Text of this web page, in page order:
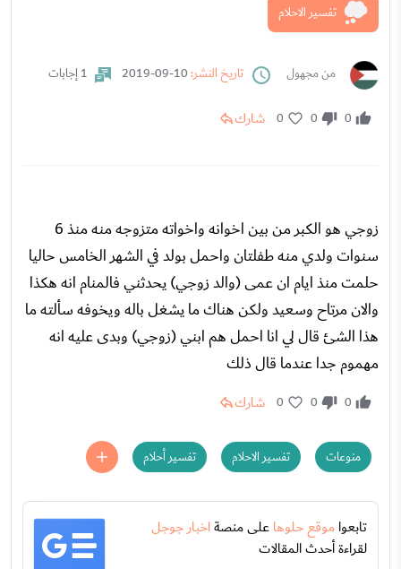
تفسير الاحلام
من مجهول تاريخ النشر: 1 إجابات
0
0
0 شارك
زوجي هو الكبر من بين اخوانه واخواته متزوجه منه منذ 6
سنوات ولدي منه طفلتان واحمل بولد في الشهر الخامس حاليا
حلمت منذ ايام ان عمى (والد زوجي) يحدثني فالمنام انه هكذا
والان مرتاح وسعيد ولكن هناك ما يشغل باله ويخوفه سألته ما
هذا الشئ قال لي انا احمل هم ابني (زوجي) وبدى عليه انه
مهموم جدا عندما قال ذلك
0
0
0 شارك
منوعات تفسير الاحلام تفسير أحلام
تابعواموقع حلوهاعلى منصةاخبار جوجل
لقراءة أحدث المقالات